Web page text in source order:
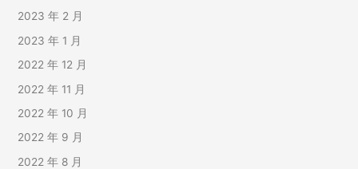
2023 年 2 月
2023 年 1 月
2022 年 12 月
2022 年 11 月
2022 年 10 月
2022 年 9 月
2022 年 8 月